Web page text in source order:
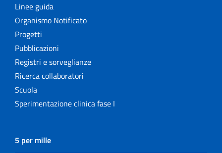
Linee guida
Organismo Notificato
Progetti
Pubblicazioni
Registri e sorveglianze
Ricerca collaboratori
Scuola
Sperimentazione clinica fase I
5 per mille